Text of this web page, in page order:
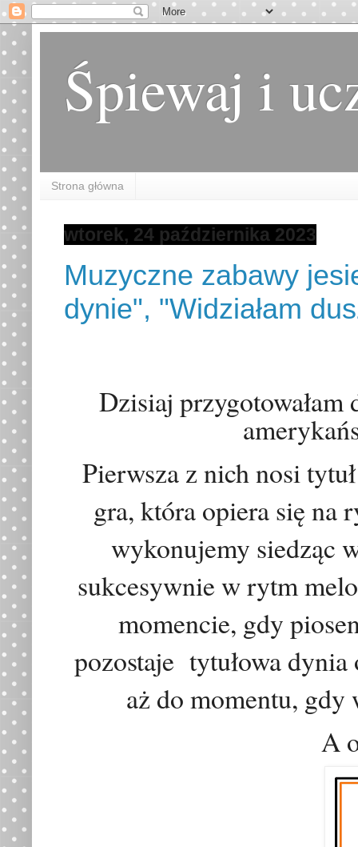
Śpiewaj i
Strona główna
wtorek, 24 października 2023
Muzyczne zabawy
dynie", "Widziałam
Dzisiaj przygotowałam
Pierwsza z nich nosi tytuł
gra, która opiera się na
wykonujemy siedząc
sukcesywnie w rytm
momencie, gdy
pozostaje tytułowa dynia
aż do momentu, gdy
A